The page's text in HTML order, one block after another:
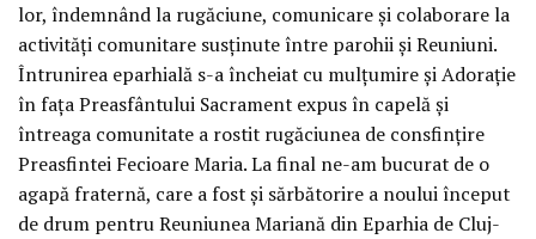
lor, îndemnând la rugăciune, comunicare și colaborare la
activități comunitare susținute între parohii și Reuniuni.
Întrunirea eparhială s-a încheiat cu mulțumire și Adorație
în fața Preasfântului Sacrament expus în capelă și
întreaga comunitate a rostit rugăciunea de consfințire
Preasfintei Fecioare Maria. La final ne-am bucurat de o
agapă fraternă, care a fost și sărbătorire a noului început
de drum pentru Reuniunea Mariană din Eparhia de Cluj-